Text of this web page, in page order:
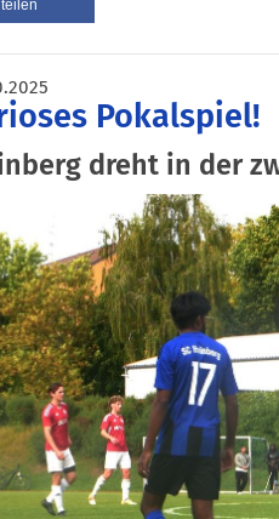
teilen
Pokalspiel!
dreht in der